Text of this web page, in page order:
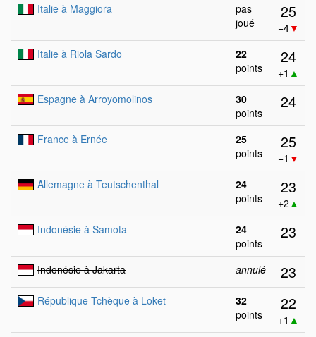
Italie à Maggiora
pas
joué
25
−4▼
Italie à Riola Sardo
22
points
24
+1 ▲
Espagne à Arroyomolinos
30
points
24
France à Ernée
25
points
25
−1 ▼
Allemagne à Teutschenthal
24
points
23
+2 ▲
Indonésie à Samota
24
points
23
Indonésie à Jakarta annulé 23
République Tchèque à Loket
32
points
22
+1 ▲